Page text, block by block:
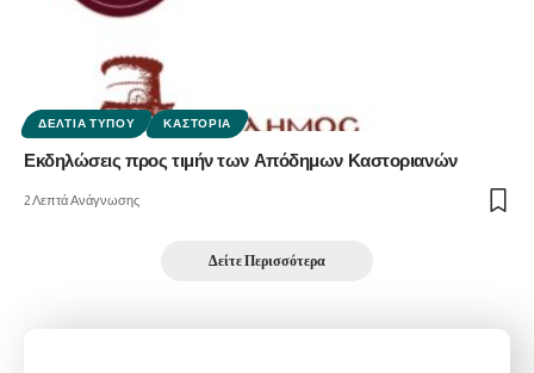
ΔΕΛΤΊΑ ΤΎΠΟΥ ΚΑΣΤΟΡΙΆ
Εκδηλώσεις προς τιμήν των Απόδημων Καστοριανών
2 Λεπτά Ανάγνωσης
Δείτε Περισσότερα